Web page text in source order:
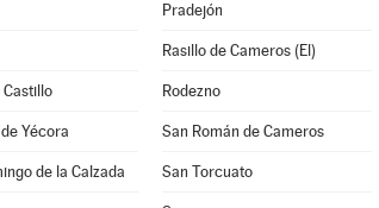
Pradejón
Rasillo de Cameros (El)
Castillo Rodezno
Yécora San Román de Cameros
de la Calzada San Torcuato